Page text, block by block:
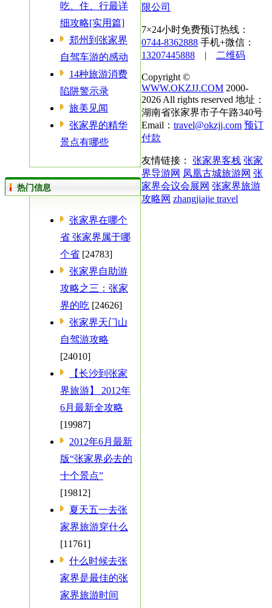
吃、住、行最详
细攻略[实用篇]
郑州到张家界
自驾车游的感动
14种旅游消费
陷阱警示录
旅美见闻
张家界的精华
景点有哪些
热门信息
张家界在哪个
省 张家界属于哪
个省 [24783]
张家界自助游
攻略之三：张家
界的吃 [24626]
张家界天门山
自驾游攻略
[24010]
【长沙到张家
界旅游】 2012年
6月最新全攻略
[19987]
2012年6月最新
版“张家界必去的
十个景点”
[19812]
夏天五一去张
家界旅游穿什么
[11761]
什么时候去张
家界是最佳的张
家界旅游时间
限公司
7×24小时免费预订热线：
0744-8362888 手机+微信：
13207445888 | 二维码
Copyright ©
WWW.OKZJJ.COM 2000-
2026 All rights reserved 地址：
湖南省张家界市子午路340号
Email： travel@okzjj.com 预订
付款
友情链接： 张家界客栈 张家
界导游网 凤凰古城旅游网 张
家界会议会展网 张家界旅游
攻略网 zhangjiajie travel